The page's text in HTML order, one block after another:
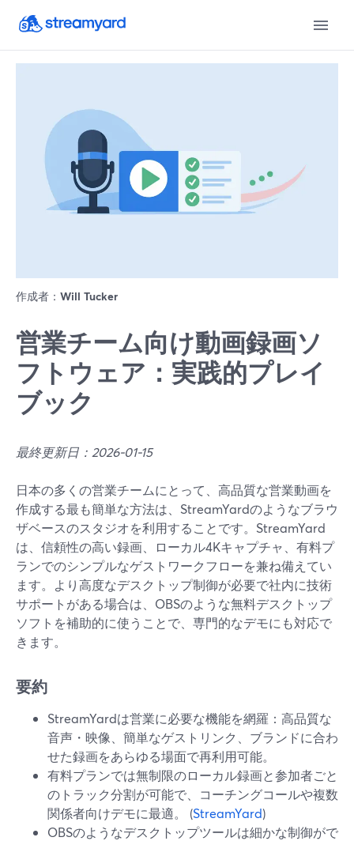
作成者： Will Tucker
営業チーム向け動画録画ソ
フトウェア：実践的プレイ
ブック
最終更新日：2026-01-15
日本の多くの営業チームにとって、高品質な営業動画を
作成する最も簡単な方法は、StreamYardのようなブラウ
ザベースのスタジオを利用することです。StreamYard
は、信頼性の高い録画、ローカル4Kキャプチャ、有料プ
ランでのシンプルなゲストワークフローを兼ね備えてい
ます。より高度なデスクトップ制御が必要で社内に技術
サポートがある場合は、OBSのような無料デスクトップ
ソフトを補助的に使うことで、専門的なデモにも対応で
きます。
要約
StreamYardは営業に必要な機能を網羅：高品質な
音声・映像、簡単なゲストリンク、ブランドに合わ
せた録画をあらゆる場面で再利用可能。
有料プランでは無制限のローカル録画と参加者ごと
のトラック分割が可能で、コーチングコールや複数
関係者向けデモに最適。 (StreamYard)
OBSのようなデスクトップツールは細かな制御がで